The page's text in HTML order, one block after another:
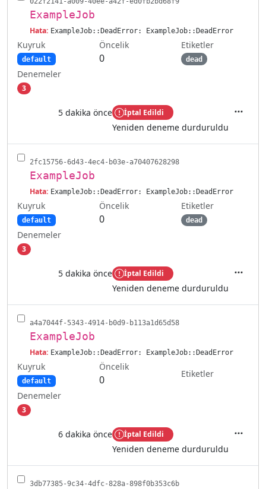
ExampleJob
Hata: ExampleJob::DeadError: ExampleJob::DeadError
Kuyruk
default
Öncelik
0
Etiketler
dead
Denemeler
3
5 dakika önce İptal Edildi
Yeniden deneme durduruldu
2fc15756-6d43-4ec4-b03e-a70407628298
ExampleJob
Hata: ExampleJob::DeadError: ExampleJob::DeadError
Kuyruk
default
Öncelik
0
Etiketler
dead
Denemeler
3
5 dakika önce İptal Edildi
Yeniden deneme durduruldu
a4a7044f-5343-4914-b0d9-b113a1d65d58
ExampleJob
Hata: ExampleJob::DeadError: ExampleJob::DeadError
Kuyruk
default
Öncelik
0
Etiketler
Denemeler
3
6 dakika önce İptal Edildi
Yeniden deneme durduruldu
3db77385-9c34-4dfc-828a-898f0b353c6b